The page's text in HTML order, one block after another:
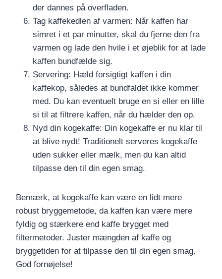
der dannes på overfladen.
Tag kaffekedlen af varmen: Når kaffen har
simret i et par minutter, skal du fjerne den fra
varmen og lade den hvile i et øjeblik for at lade
kaffen bundfælde sig.
Servering: Hæld forsigtigt kaffen i din
kaffekop, således at bundfaldet ikke kommer
med. Du kan eventuelt bruge en si eller en lille
si til at filtrere kaffen, når du hælder den op.
Nyd din kogekaffe: Din kogekaffe er nu klar til
at blive nydt! Traditionelt serveres kogekaffe
uden sukker eller mælk, men du kan altid
tilpasse den til din egen smag.
Bemærk, at kogekaffe kan være en lidt mere
robust bryggemetode, da kaffen kan være mere
fyldig og stærkere end kaffe brygget med
filtermetoder. Juster mængden af kaffe og
bryggetiden for at tilpasse den til din egen smag.
God fornøjelse!